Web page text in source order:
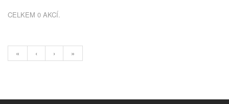
CELKEM 0 AKCÍ.
« ‹ › »